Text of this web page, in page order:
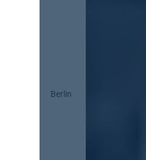
Berlin